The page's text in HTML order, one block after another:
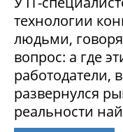
технологии
людьми,
вопрос: а где
работодатели,
развернулся
реальности